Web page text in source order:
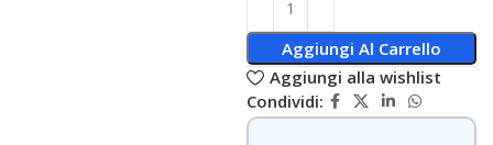
Aggiungi Al Carrello
Aggiungi alla wishlist
Condividi: